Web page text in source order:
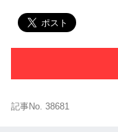
記事No. 38681